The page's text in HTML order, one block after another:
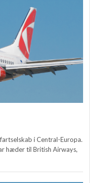
i Central-Europa.
hæder til British Airways,